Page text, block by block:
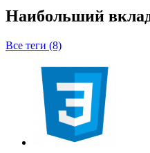
Наибольший
Все теги (8)